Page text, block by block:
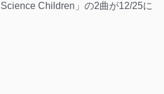
Children」の2曲が12/25に